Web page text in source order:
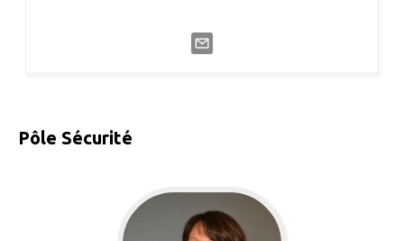
Pôle Sécurité